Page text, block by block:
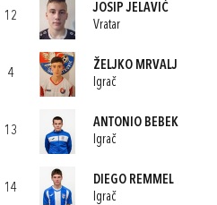
12
JOSIP JELAVIĆ
Vratar
4
ŽELJKO MRVALJ
Igrač
13
ANTONIO BEBEK
Igrač
14
DIEGO REMMEL
Igrač